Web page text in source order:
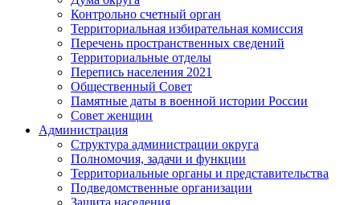
Контрольно счетный орган
Территориальная избирательная комиссия
Перечень пространственных сведений
Территориальные отделы
Перепись населения 2021
Общественный Совет
Памятные даты в военной истории России
Совет женщин
Администрация
Структура администрации округа
Полномочия, задачи и функции
Территориальные органы и представительства
Подведомственные организации
Защита населения